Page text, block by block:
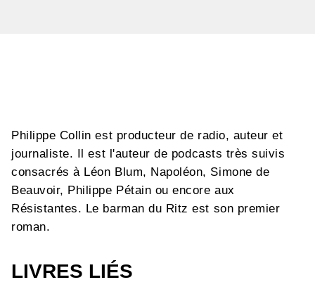
Philippe Collin est producteur de radio, auteur et
journaliste. Il est l'auteur de podcasts très suivis
consacrés à Léon Blum, Napoléon, Simone de
Beauvoir, Philippe Pétain ou encore aux
Résistantes. Le barman du Ritz est son premier
roman.
LIVRES LIÉS